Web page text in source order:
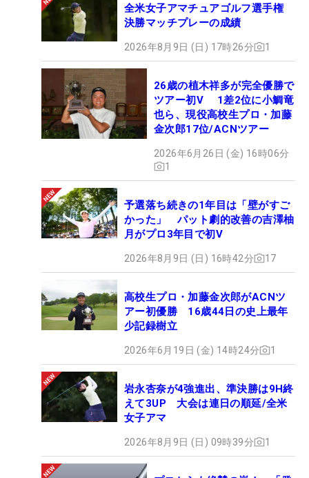
全米女子アマチュアゴルフ選手権
決勝マッチプレーの成績
2026年8月9日 (日) 17時26分 1
26歳の植木祥多が完全優勝で
ツアー初V 1差2位に小鯛竜
也ら、現役高校生プロ・加藤
金次郎17位/ACNツアー
2026年6月26日 (金) 16時06分
1
予選落ち続きの1年目は「壁がすご
かった」 パット劇的改善の吉澤柚
月がプロ3年目で初V
2026年8月9日 (日) 16時42分 17
高校生プロ・加藤金次郎がACNツ
アー初優勝 16歳44日の史上最年
少記録樹立
2026年6月19日 (金) 14時24分 1
岩永杏奈が4強進出、準決勝は9H終
えて3UP 大会は連日の順延/全米
女子アマ
2026年8月9日 (日) 09時39分 1